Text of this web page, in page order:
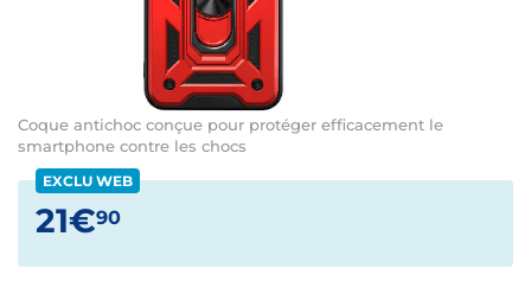
Coque antichoc conçue pour protéger efficacement le
smartphone contre les chocs
EXCLU WEB
21€90